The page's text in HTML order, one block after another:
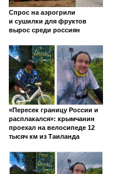
Спрос на аэрогрили
и сушилки для фруктов
вырос среди россиян
«Пересек границу России и
расплакался»: крымчанин
проехал на велосипеде 12
тысяч км из Таиланда